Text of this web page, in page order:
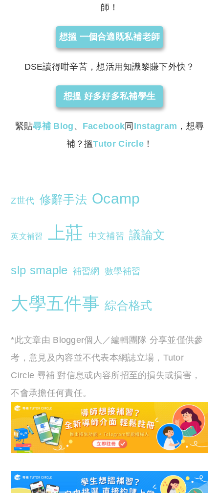
師！
想搵 一個合適既私補老師
DSE讀得咁辛苦，想活用知識黎賺下外快？
想搵 好多好多私補學生
緊貼尋補 Blog 、 Facebook同 Instagram ，想尋
補？搵Tutor Circle ！
Z世代 修辭手法 Ocamp
英文補習 上莊 中文補習 議論文
slp smaple 補習網 數學補習
大學五件事 綜合格式
*此文章由 Blogger個人／編輯團隊 分享並僅供參
考，意見及內容並不代表本網誌立場，Tutor
Circle 尋補 對信息或內容所招至的損失或損害，
不會承擔任何責任。